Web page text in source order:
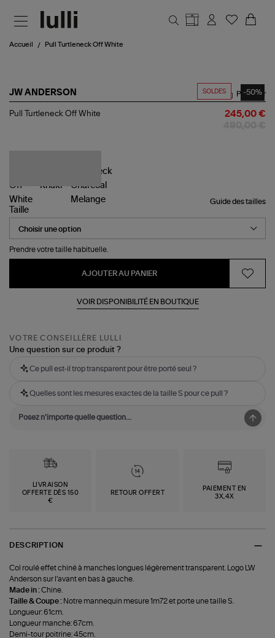
Accueil Pull Turtleneck Off White
SOLDES -50%
JW ANDERSON
Pull
Partager
Pull Turtleneck Off White 245,00 €
Guide des tailles
Taille
Prendre votre taille habituelle.
AJOUTER AU PANIER
VOIR DISPONIBILITÉ EN BOUTIQUE
VOTRE CONSEILLÈRE LULLI
Une question sur ce produit ?
Ce pull est-il trop transparent pour être porté seul ?
Quelles sont les mesures exactes de la taille S pour ce pull ?
LIVRAISON
OFFERTE DÈS 150
€
RETOUR OFFERT
PAIEMENT EN
3X,4X
DESCRIPTION
Col roulé effet chiné à manches longues légèrement transparent. Logo LW
Anderson sur l'avant en bas à gauche.
Made in :Chine.
Taille & Coupe : Notre mannequin mesure 1m72 et porte une taille S.
Longueur: 61cm.
Longueur manche: 67cm.
Demi-tour poitrine: 45cm.